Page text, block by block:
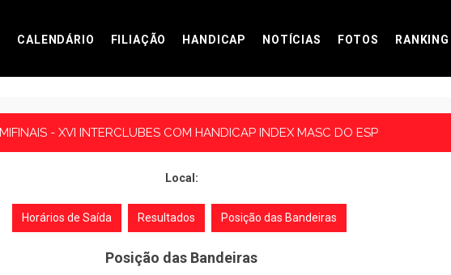
CALENDÁRIO FILIAÇÃO HANDICAP NOTÍCIAS FOTOS RANKING
- XVI INTERCLUBES COM HANDICAP INDEX MASC DO ESP
Local:
Horários de Saída Resultados Posição das Bandeiras
Posição das Bandeiras